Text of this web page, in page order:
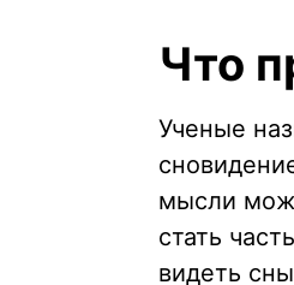
Что
Ученые
мысли
стать
видеть